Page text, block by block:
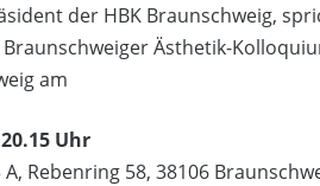
der HBK Braunschweig,
Ästhetik-
am
Uhr
Rebenring 58, 38106